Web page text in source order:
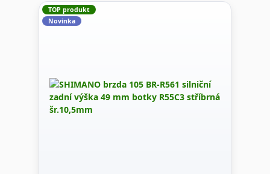
TOP produkt
Novinka